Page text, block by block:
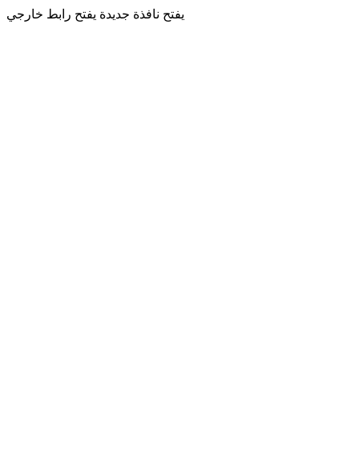
يفتح نافذة جديدة يفتح رابط خارجي